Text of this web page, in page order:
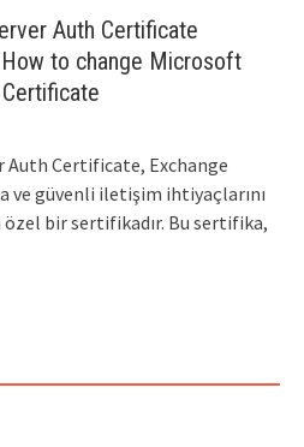
Auth Certificate
How to change Microsoft
Auth Certificate, Exchange
ve güvenli iletişim ihtiyaçlarını
bir sertifikadır. Bu sertifika,